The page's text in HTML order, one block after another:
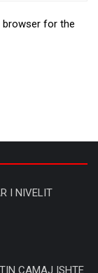
browser for the
I NIVELIT
CAMAJ ISHTE